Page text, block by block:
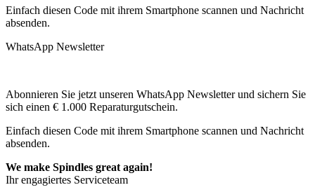
Einfach diesen Code mit ihrem Smartphone scannen und Nachricht
absenden.
WhatsApp Newsletter
Abonnieren Sie jetzt unseren WhatsApp Newsletter und sichern Sie
sich einen € 1.000 Reparaturgutschein.
Einfach diesen Code mit ihrem Smartphone scannen und Nachricht
absenden.
We make Spindles great again!
Ihr engagiertes Serviceteam